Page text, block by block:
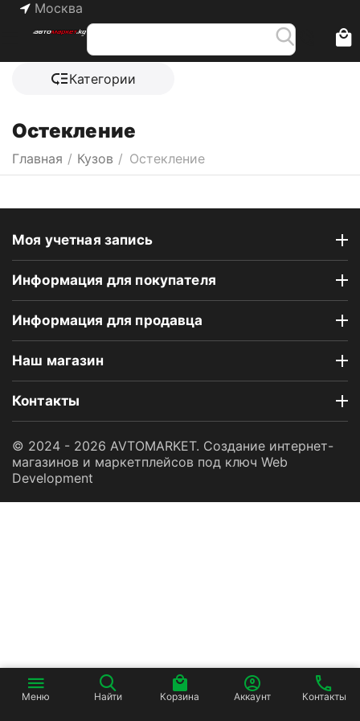
Москва
Категории
Остекление
Главная / Кузов / Остекление
Моя учетная запись
Информация для покупателя
Информация для продавца
Наш магазин
Контакты
© 2024 - 2026 AVTOMARKET. Создание интернет-
магазинов и маркетплейсов под ключ Web
Development
Меню Найти Корзина Аккаунт Контакты